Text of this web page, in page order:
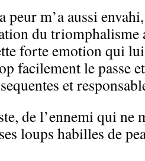
peur m’a aussi
du triomphalisme
forte emotion qui
facilement le passe
et
de l’ennemi qui ne
loups habilles de